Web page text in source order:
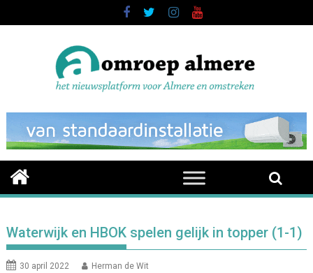
to
Waterwijk en HBOK spelen gelijk in topper (1-1)
30 april 2022 Herman de Wit